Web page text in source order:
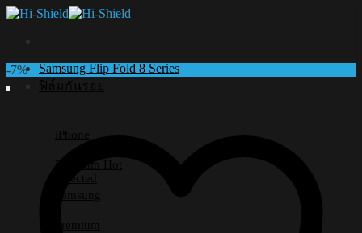
Skip
Samsung Flip Fold 8 Series
ฟิล์มกันรอย
iPhone
Premium
Selected
Samsung
Premium
-7%